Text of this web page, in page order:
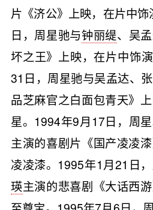
片《济公》上映，在片中
日，周星驰与钟丽缇、吴
坏之王》上映，在片中饰
31日，周星驰与吴孟达、
品芝麻官之白面包青天》
星。1994年9月17日，周
主演的喜剧片《国产凌凌
凌凌漆。1995年1月21日，
瑛主演的悲喜剧《大话西